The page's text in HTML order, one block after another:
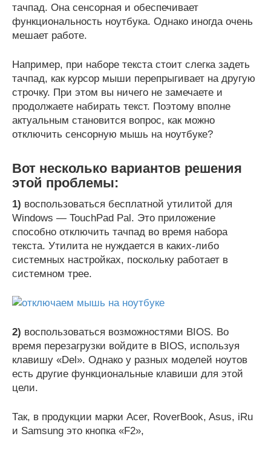
тачпад. Она сенсорная и обеспечивает
функциональность ноутбука. Однако иногда очень
мешает работе.
Например, при наборе текста стоит слегка задеть
тачпад, как курсор мыши перепрыгивает на другую
строчку. При этом вы ничего не замечаете и
продолжаете набирать текст. Поэтому вполне
актуальным становится вопрос, как можно
отключить сенсорную мышь на ноутбуке?
Вот несколько вариантов решения
этой проблемы:
1) воспользоваться бесплатной утилитой для
Windows — TouchPad Pal. Это приложение
способно отключить тачпад во время набора
текста. Утилита не нуждается в каких-либо
системных настройках, поскольку работает в
системном трее.
2) воспользоваться возможностями BIOS. Во
время перезагрузки войдите в BIOS, используя
клавишу «Del». Однако у разных моделей ноутов
есть другие функциональные клавиши для этой
цели.
Так, в продукции марки Acer, RoverBook, Asus, iRu
и Samsung это кнопка «F2»,